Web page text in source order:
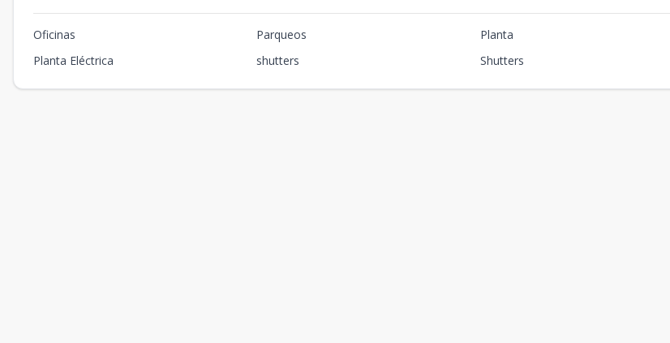
Oficinas Parqueos
Planta
Planta Eléctrica
shutters Shutters